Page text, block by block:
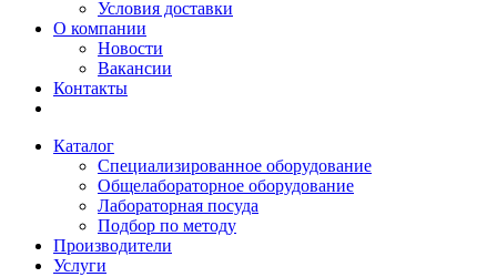
Условия доставки
О компании
Новости
Вакансии
Контакты
Каталог
Специализированное оборудование
Общелабораторное оборудование
Лабораторная посуда
Подбор по методу
Производители
Услуги